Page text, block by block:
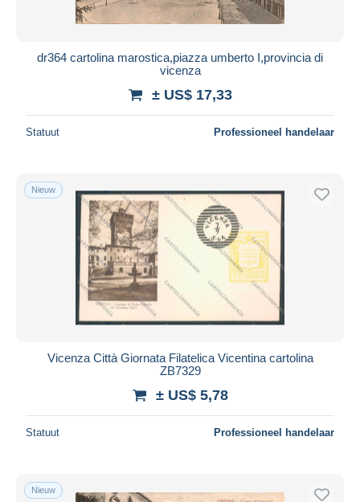
dr364 cartolina marostica,piazza umberto I,provincia di
vicenza
± US$ 17,33
Statuut Professioneel handelaar
Nieuw
Vicenza Città Giornata Filatelica Vicentina cartolina
ZB7329
± US$ 5,78
Statuut Professioneel handelaar
Nieuw